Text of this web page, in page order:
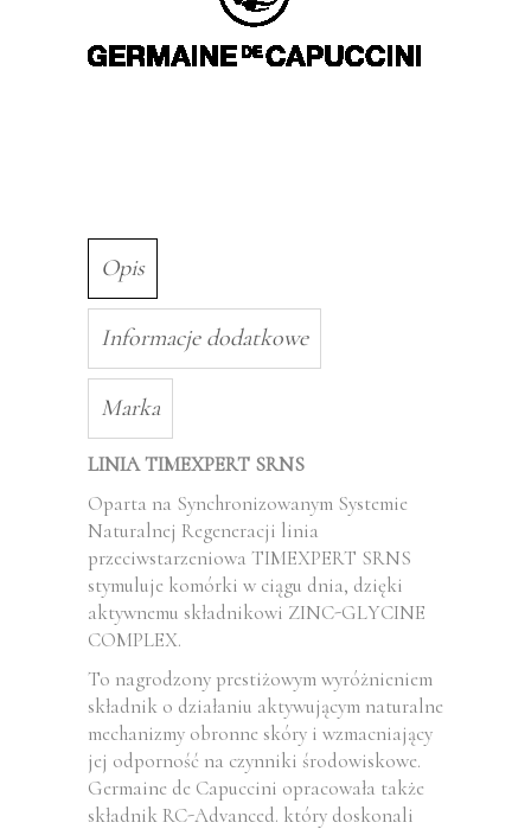
Opis
Informacje dodatkowe
Marka
LINIA TIMEXPERT SRNS
Oparta na Synchronizowanym Systemie
Naturalnej Regeneracji linia
przeciwstarzeniowa TIMEXPERT SRNS
stymuluje komórki w ciągu dnia, dzięki
aktywnemu składnikowi ZINC-GLYCINE
COMPLEX.
To nagrodzony prestiżowym wyróżnieniem
składnik o działaniu aktywującym naturalne
mechanizmy obronne skóry i wzmacniający
jej odporność na czynniki środowiskowe.
Germaine de Capuccini opracowała także
składnik RC-Advanced. który doskonali